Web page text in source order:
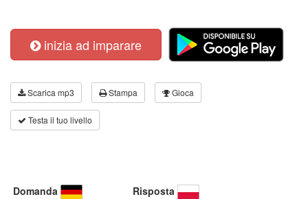
inizia ad imparare
Scarica mp3 Stampa Gioca
Testa il tuo livello
Domanda Risposta